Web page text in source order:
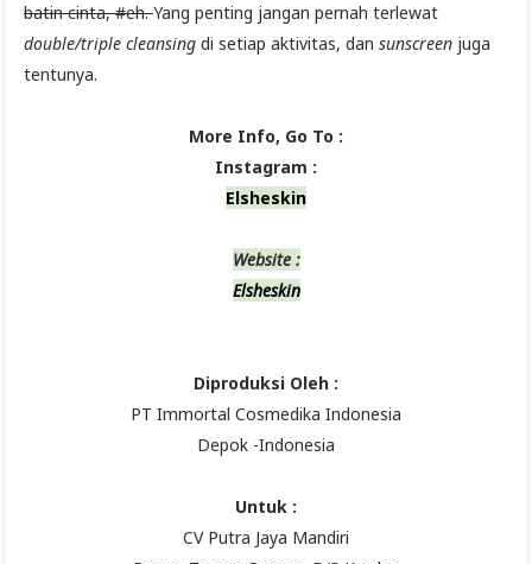
batin cinta, #eh.Yang penting jangan pernah terlewat
double/triple cleansing di setiap aktivitas, dan sunscreen juga
tentunya.
More Info, Go To :
Instagram :
Elsheskin
Website :
Elsheskin
Diproduksi Oleh :
PT Immortal Cosmedika Indonesia
Depok -Indonesia
Untuk :
CV Putra Jaya Mandiri